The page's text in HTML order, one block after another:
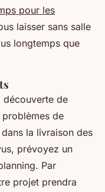
pour les
laisser sans salle
longtemps que
découverte de
de
la livraison des
prévoyez un
Par
projet prendra